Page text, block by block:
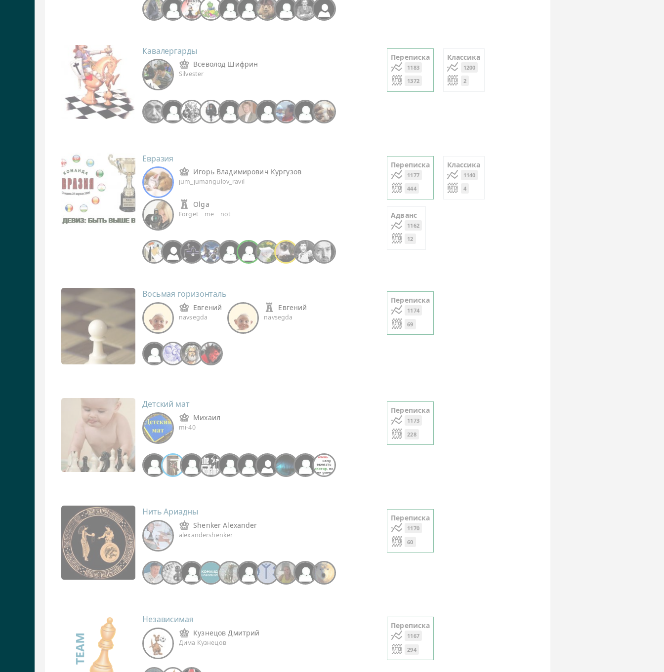
Кавалергарды
Всеволод Шифрин
Silvester
+27
Переписка
1183
1372
Классика
1200
2
Евразия
Игорь Владимирович Кургузов
jum_jumangulov_ravil
Olga
Forget__me__not
+17
Переписка
1177
444
Классика
1140
4
Адванс
1162
12
Восьмая горизонталь
Евгений
navsegda
Евгений
navsegda
Переписка
1174
69
Детский мат
Михаил
mi-40
+27
Переписка
1173
228
Нить Ариадны
Shenker Alexander
alexandershenker
+20
Переписка
1170
60
Независимая
Кузнецов Дмитрий
Дима Кузнецов
Переписка
1167
294